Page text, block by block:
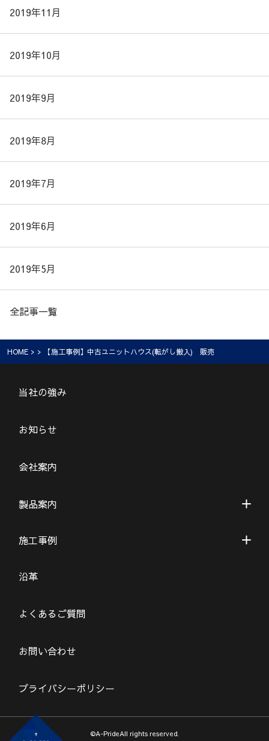
2019年11月
2019年10月
2019年9月
2019年8月
2019年7月
2019年6月
2019年5月
全記事一覧
HOME > > 【施工事例】中古ユニットハウス(転がし搬入) 販売
当社の強み
お知らせ
会社案内
製品案内
施工事例
沿革
よくあるご質問
お問い合わせ
プライバシーポリシー
©A-PrideAll rights reserved.